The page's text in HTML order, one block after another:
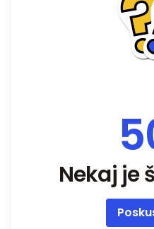
Nekaj je